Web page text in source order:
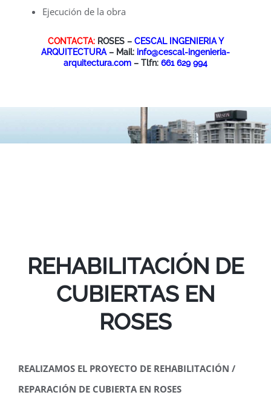
Ejecución de la obra
CONTACTA:ROSES – CESCAL INGENIERIA Y
ARQUITECTURA– Mail: info@cescal-ingenieria-
arquitectura.com – Tlfn: 661 629 994
REHABILITACIÓN DE
CUBIERTAS EN
ROSES
REALIZAMOS EL PROYECTO DE REHABILITACIÓN /
REPARACIÓN DE CUBIERTA EN ROSES